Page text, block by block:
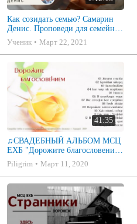
Как созидать семью? Самарин
Денис. Проповеди для семейных
МСЦ ЕХБ
Ученик Март 22, 2021
41:35
♫СВАДЕБНЫЙ АЛЬБОМ МСЦ
ЕХБ "Дорожите благословением
- Христианские песни.
Музыкальный диск. Псалмы
Piligrim Март 11, 2020